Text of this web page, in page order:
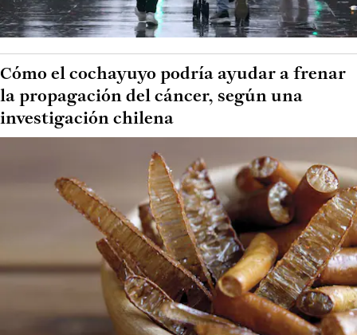
Cómo el cochayuyo podría ayudar a frenar
la propagación del cáncer, según una
investigación chilena